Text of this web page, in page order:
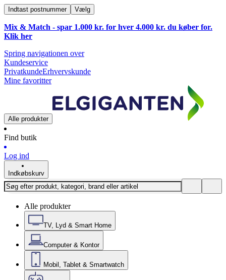
Indtast postnummer Vælg
Mix & Match - spar 1.000 kr. for hver 4.000 kr. du køber for.
Klik her
Spring navigationen over
Kundeservice
PrivatkundeErhvervskunde
Mine favoritter
Alle produkter
Find butik
Log ind
Indkøbskurv
Alle produkter
TV, Lyd & Smart Home
Computer & Kontor
Mobil, Tablet & Smartwatch